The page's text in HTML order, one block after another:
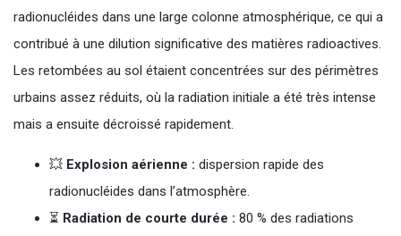
radionucléides dans une large colonne atmosphérique, ce qui a
contribué à une dilution significative des matières radioactives.
Les retombées au sol étaient concentrées sur des périmètres
urbains assez réduits, où la radiation initiale a été très intense
mais a ensuite décroissé rapidement.
💥 Explosion aérienne : dispersion rapide des
radionucléides dans l’atmosphère.
⏳ Radiation de courte durée : 80 % des radiations